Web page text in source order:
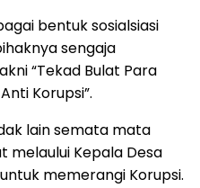
bentuk sosialsiasi
sengaja
“Tekad Bulat Para
Korupsi”.
lain semata mata
melaului Kepala Desa
memerangi Korupsi.